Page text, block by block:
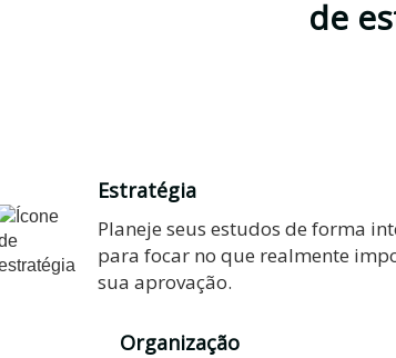
de
Estratégia
Planeje seus estudos de forma
para focar no que realmente
sua aprovação.
Organização